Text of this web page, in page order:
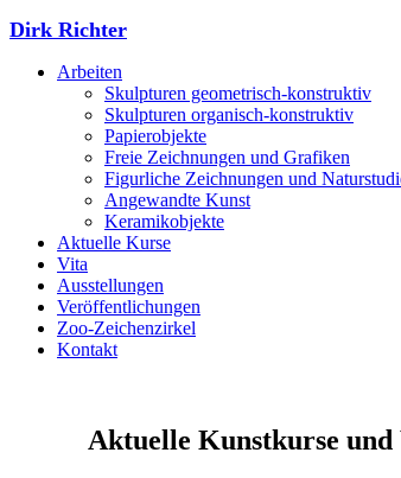
Dirk Richter
Arbeiten
Skulpturen geometrisch-konstruktiv
Skulpturen organisch-konstruktiv
Papierobjekte
Freie Zeichnungen und Grafiken
Figurliche Zeichnungen und
Angewandte Kunst
Keramikobjekte
Aktuelle Kurse
Vita
Ausstellungen
Veröffentlichungen
Zoo-Zeichenzirkel
Kontakt
Aktuelle Kunstkurse und